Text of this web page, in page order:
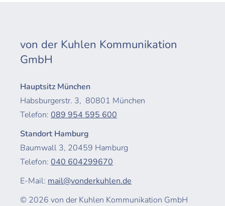
von der Kuhlen Kommunikation
GmbH
Hauptsitz München
Habsburgerstr. 3, 80801 München
Telefon: 089 954 595 600
Standort Hamburg
Baumwall 3, 20459 Hamburg
Telefon: 040 604299670
E-Mail: mail@vonderkuhlen.de
© 2026 von der Kuhlen Kommunikation GmbH